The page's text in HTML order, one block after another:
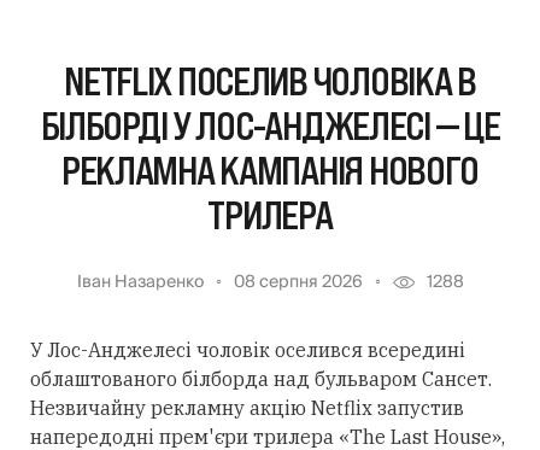
NETFLIX ПОСЕЛИВ ЧОЛОВІКА В
БІЛБОРДІ У ЛОС-АНДЖЕЛЕСІ — ЦЕ
РЕКЛАМНА КАМПАНІЯ НОВОГО
ТРИЛЕРА
Іван Назаренко 08 серпня 2026 1288
У Лос-Анджелесі чоловік оселився всередині
облаштованого білборда над бульваром Сансет.
Незвичайну рекламну акцію Netflix запустив
напередодні прем'єри трилера «The Last House»,